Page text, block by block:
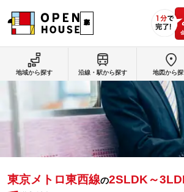
東京メトロ東西線の2SLDK～
地域から探す 沿線・駅から探す 地図から